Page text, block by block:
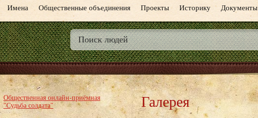
Имена Общественные объединения Проекты Историку Документы
Общественная онлайн-приёмная
"Судьба солдата"
Галерея